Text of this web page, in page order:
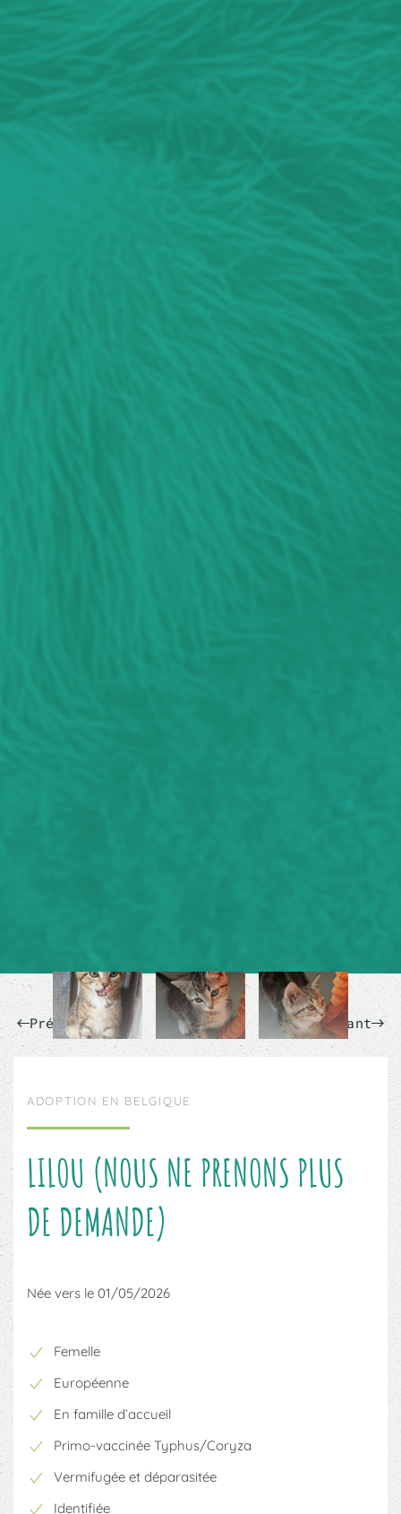
Précédent Suivant
ADOPTION EN BELGIQUE
LILOU (NOUS NE PRENONS PLUS
DE DEMANDE)
Née vers le 01/05/2026
Femelle
Européenne
En famille d’accueil
Primo-vaccinée Typhus/Coryza
Vermifugée et déparasitée
Identifiée